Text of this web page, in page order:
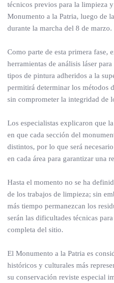
técnicos previos para la limpieza
Monumento a la Patria, luego de
durante la marcha del 8 de marzo.
Como parte de esta primera fase,
herramientas de análisis láser
tipos de pintura adheridos a la
permitirá determinar los métodos
sin comprometer la integridad de
Los especialistas explicaron que
en que cada sección del
distintos, por lo que será
en cada área para garantizar una
Hasta el momento no se ha
de los trabajos de limpieza; sin
más tiempo permanezcan los
serán las dificultades técnicas
completa del sitio.
El Monumento a la Patria es
históricos y culturales más
su conservación reviste especial